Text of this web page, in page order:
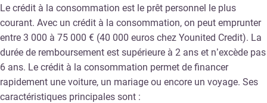
Le crédit à la consommation est le prêt personnel le plus
courant. Avec un crédit à la consommation, on peut emprunter
entre 3 000 à 75 000 € (40 000 euros chez Younited Credit). La
durée de remboursement est supérieure à 2 ans et n’excède pas
6 ans. Le crédit à la consommation permet de financer
rapidement une voiture, un mariage ou encore un voyage. Ses
caractéristiques principales sont :